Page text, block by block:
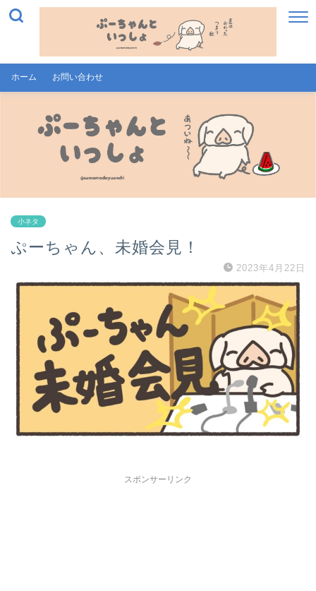
ホーム お問い合わせ
小ネタ
ぷーちゃん、未婚会見！
2023年4月22日
スポンサーリンク